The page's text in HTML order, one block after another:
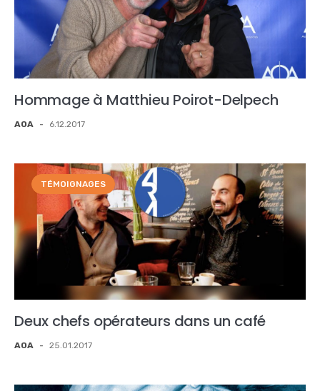
Hommage à Matthieu Poirot-Delpech
AOA - 6.12.2017
TÉMOIGNAGES
Deux chefs opérateurs dans un café
AOA - 25.01.2017